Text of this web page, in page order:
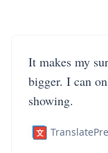
It makes my
bigger. I can
showing.